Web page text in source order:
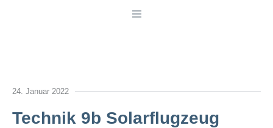
24. Januar 2022
Technik 9b Solarflugzeug